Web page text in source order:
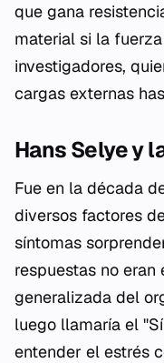
que gana
material si la
investigadores,
cargas externas
Hans Selye y
Fue en la década
diversos factores
síntomas
respuestas no
generalizada del
luego llamaría el
entender el estrés